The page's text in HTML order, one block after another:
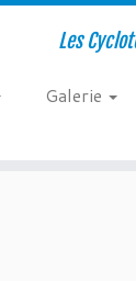
Les
Galerie